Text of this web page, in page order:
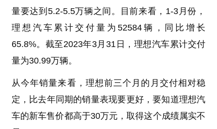
量要达到5.2-5.5万辆之间。目前来看，1-3月份，
理想汽车累计交付量为52584辆，同比增长
65.8%。截至2023年3月31日，理想汽车累计交付
量为30.99万辆。
从今年销量来看，理想前三个月的月交付相对稳
定，比去年同期的销量表现要更好，要知道理想汽
车的新车售价都高于30万元，取得这个成绩属实不